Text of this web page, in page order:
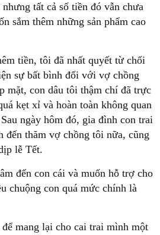
tất cả số tiền đó vẫn chưa
sắm thêm những sản phẩm cao
tiền, tôi đã nhất quyết từ chối
sự bất bình đối với vợ chồng
mặt, con dâu tôi thậm chí đã trực
kẹt xỉ và hoàn toàn không quan
ngày hôm đó, gia đình con trai
đến thăm vợ chồng tôi nữa, cũng
lễ Tết.
đến con cái và muốn hỗ trợ cho
chuộng con quá mức chính là
mang lại cho cai trai mình một